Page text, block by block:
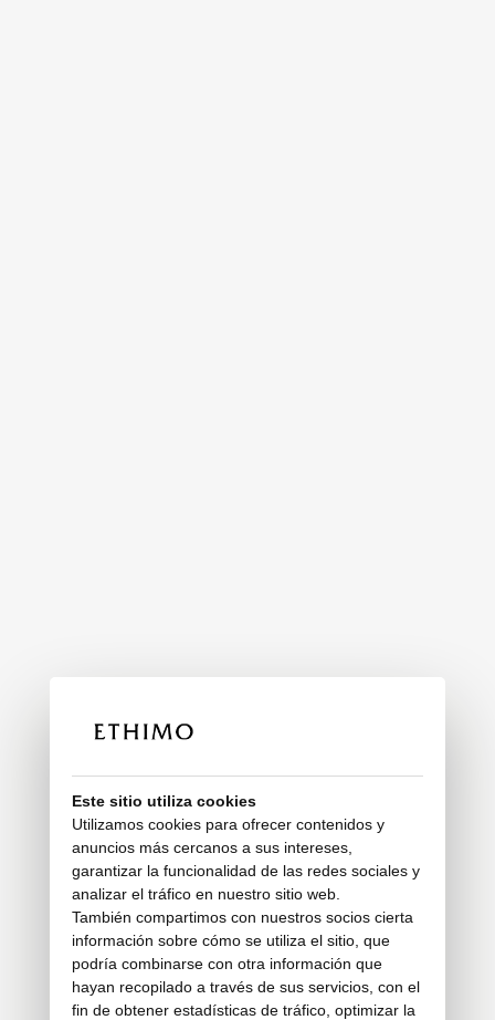
Este sitio utiliza cookies
Utilizamos cookies para ofrecer contenidos y
anuncios más cercanos a sus intereses,
garantizar la funcionalidad de las redes sociales y
analizar el tráfico en nuestro sitio web.
También compartimos con nuestros socios cierta
información sobre cómo se utiliza el sitio, que
podría combinarse con otra información que
hayan recopilado a través de sus servicios, con el
fin de obtener estadísticas de tráfico, optimizar la